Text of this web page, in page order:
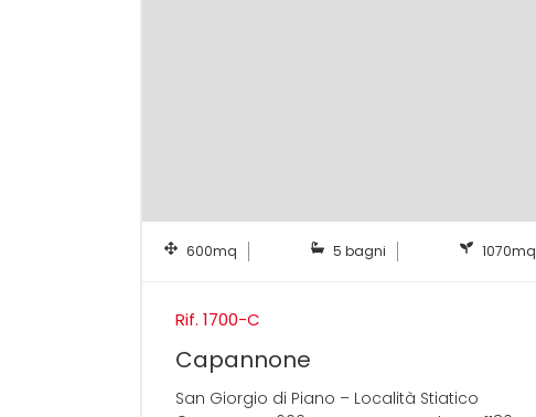
600mq 5 bagni 1070mq
Rif. 1700-C
Capannone
San Giorgio di Piano – Località Stiatico